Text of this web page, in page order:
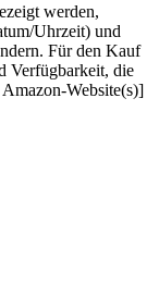
werden,
Uhrzeit) und
Für den Kauf
Verfügbarkeit, die
Website(s)]